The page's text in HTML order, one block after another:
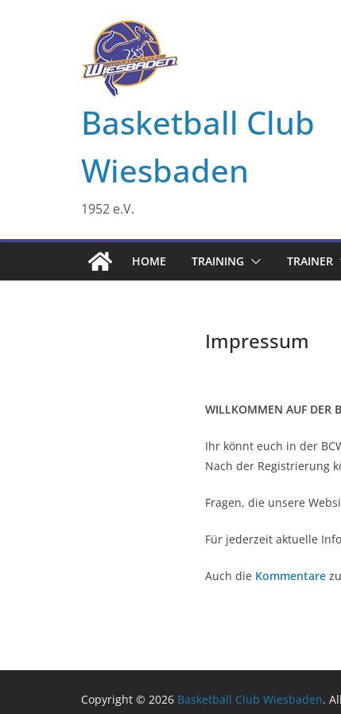
Basketball Club
Wiesbaden
1952 e.V.
HOME TRAINING TRAINER
Impressum
WILLKOMMEN AUF DER
Ihr könnt euch in der
Nach der Registrierung
Fragen, die unsere
Für jederzeit aktuelle
Auch die Kommentare
Copyright © 2026 Basketball Club Wiesbaden.